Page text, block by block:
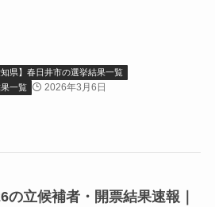
知県】春日井市の選挙結果一覧
果一覧
2026年3月6日
の立候補者・開票結果速報｜